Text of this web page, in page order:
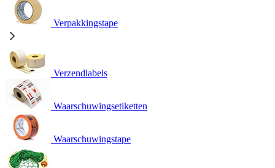
Verpakkingstape
Verzendlabels
Waarschuwingsetiketten
Waarschuwingstape